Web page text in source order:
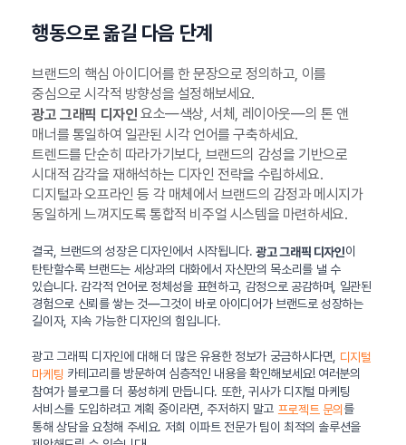
행동으로 옮길 다음 단계
브랜드의 핵심 아이디어를 한 문장으로 정의하고, 이를
중심으로 시각적 방향성을 설정해보세요.
광고 그래픽 디자인 요소—색상, 서체, 레이아웃—의 톤 앤
매너를 통일하여 일관된 시각 언어를 구축하세요.
트렌드를 단순히 따라가기보다, 브랜드의 감성을 기반으로
시대적 감각을 재해석하는 디자인 전략을 수립하세요.
디지털과 오프라인 등 각 매체에서 브랜드의 감정과 메시지가
동일하게 느껴지도록 통합적 비주얼 시스템을 마련하세요.
결국, 브랜드의 성장은 디자인에서 시작됩니다.광고 그래픽 디자인이
탄탄할수록 브랜드는 세상과의 대화에서 자신만의 목소리를 낼 수
있습니다. 감각적 언어로 정체성을 표현하고, 감정으로 공감하며, 일관된
경험으로 신뢰를 쌓는 것—그것이 바로 아이디어가 브랜드로 성장하는
길이자, 지속 가능한 디자인의 힘입니다.
광고 그래픽 디자인에 대해 더 많은 유용한 정보가 궁금하시다면, 디지털
마케팅 카테고리를 방문하여 심층적인 내용을 확인해보세요! 여러분의
참여가 블로그를 더 풍성하게 만듭니다. 또한, 귀사가 디지털 마케팅
서비스를 도입하려고 계획 중이라면, 주저하지 말고 프로젝트 문의 를
통해 상담을 요청해 주세요. 저희 이파트 전문가 팀이 최적의 솔루션을